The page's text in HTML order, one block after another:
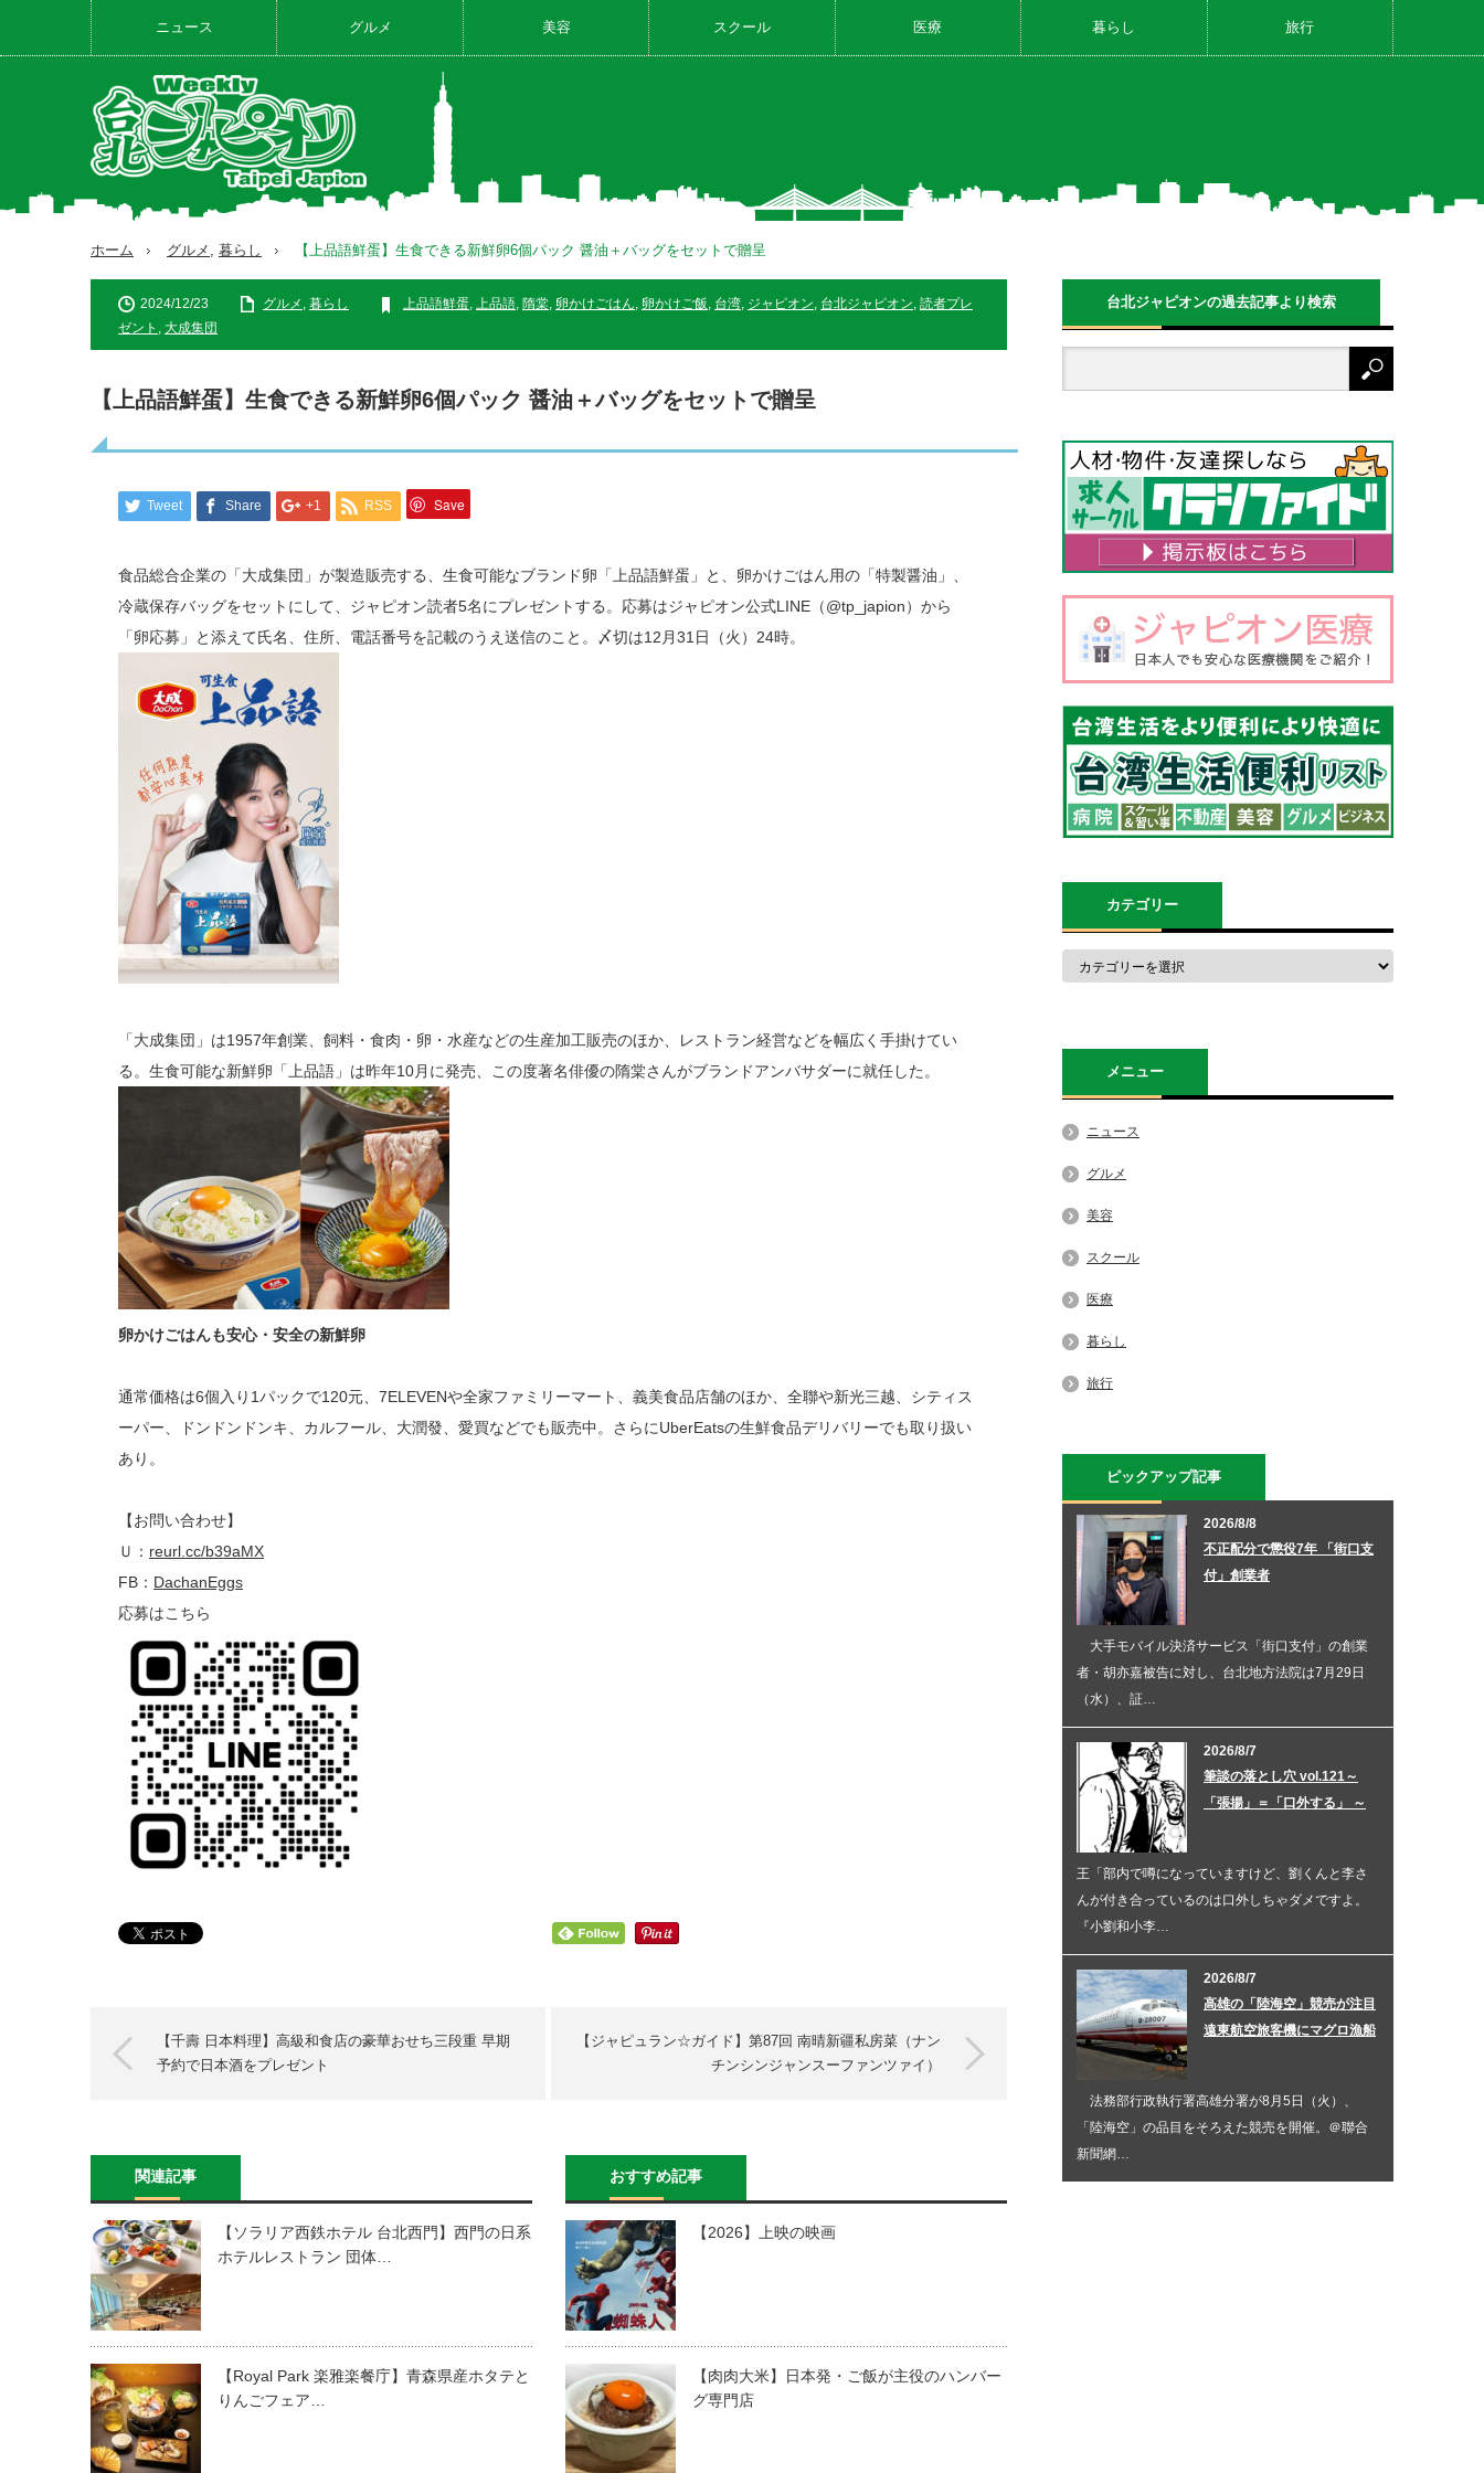
ニュース グルメ 美容 スクール 医療 暮らし 旅行
ホーム グルメ , 暮らし 【上品語鮮蛋】生食できる新鮮卵6個パック 醤油＋バッグをセットで贈呈
2024/12/23 グルメ , 暮らし 上品語鮮蛋, 上品語, 隋棠, 卵かけごはん, 卵かけご飯, 台湾, ジャピオン, 台北ジャピオン, 読者プレ
ゼント , 大成集団
【上品語鮮蛋】生食できる新鮮卵6個パック 醤油＋バッグをセットで贈呈
Tweet Share +1 RSS Save
食品総合企業の「大成集団」が製造販売する、生食可能なブランド卵「上品語鮮蛋」と、卵かけごはん用の「特製醤油」、
冷蔵保存バッグをセットにして、ジャピオン読者5名にプレゼントする。応募はジャピオン公式LINE（@tp_japion）から
「卵応募」と添えて氏名、住所、電話番号を記載のうえ送信のこと。〆切は12月31日（火）24時。
「大成集団」は1957年創業、飼料・食肉・卵・水産などの生産加工販売のほか、レストラン経営などを幅広く手掛けてい
る。生食可能な新鮮卵「上品語」は昨年10月に発売、この度著名俳優の隋棠さんがブランドアンバサダーに就任した。
卵かけごはんも安心・安全の新鮮卵
通常価格は6個入り1パックで120元、7ELEVENや全家ファミリーマート、義美食品店舗のほか、全聯や新光三越、シティス
ーパー、ドンドンドンキ、カルフール、大潤發、愛買などでも販売中。さらにUberEatsの生鮮食品デリバリーでも取り扱い
あり。
【お問い合わせ】
Ｕ： reurl.cc/b39aMX
FB： DachanEggs
応募はこちら
【千壽 日本料理】高級和食店の豪華おせち三段重 早期
予約で日本酒をプレゼント
【ジャピュラン☆ガイド】第87回 南晴新疆私房菜（ナン
チンシンジャンスーファンツァイ）
関連記事
【ソラリア西鉄ホテル 台北西門】西門の日系
ホテルレストラン 団体…
【Royal Park 楽雅楽餐庁】青森県産ホタテと
りんごフェア…
おすすめ記事
【2026】上映の映画
【肉肉大米】日本発・ご飯が主役のハンバー
グ専門店
台北ジャピオンの過去記事より検索
カテゴリー
メニュー
ニュース
グルメ
美容
スクール
医療
暮らし
旅行
ピックアップ記事
2026/8/8
不正配分で懲役7年 「街口支
付」創業者
大手モバイル決済サービス「街口支付」の創業
者・胡亦嘉被告に対し、台北地方法院は7月29日
（水）、証…
2026/8/7
筆談の落とし穴 vol.121～
「張揚」＝「口外する」 ～
王「部内で噂になっていますけど、劉くんと李さ
んが付き合っているのは口外しちゃダメですよ。
『小劉和小李…
2026/8/7
高雄の「陸海空」競売が注目
遠東航空旅客機にマグロ漁船
法務部行政執行署高雄分署が8月5日（火）、
「陸海空」の品目をそろえた競売を開催。＠聯合
新聞網…